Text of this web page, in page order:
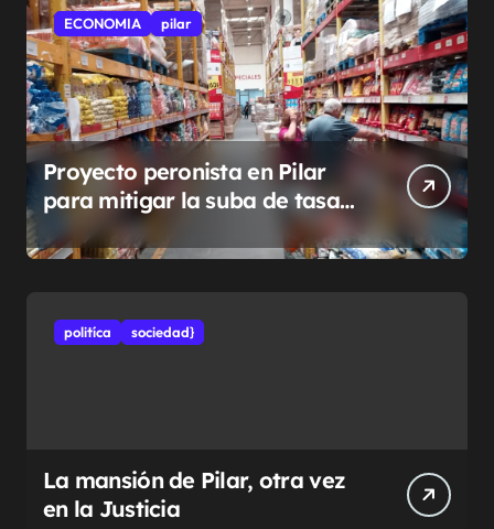
ECONOMIA pilar
Proyecto peronista en Pilar
para mitigar la suba de tasas
municipales
politíca sociedad}
La mansión de Pilar, otra vez
en la Justicia